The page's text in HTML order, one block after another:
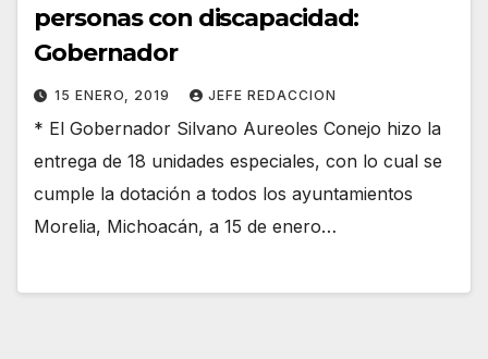
personas con discapacidad:
Gobernador
15 ENERO, 2019 JEFE REDACCION
* El Gobernador Silvano Aureoles Conejo hizo la
entrega de 18 unidades especiales, con lo cual se
cumple la dotación a todos los ayuntamientos
Morelia, Michoacán, a 15 de enero…